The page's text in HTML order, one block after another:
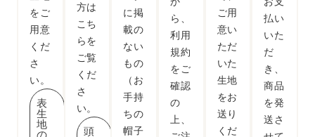
をご
用意
くだ
さ
い。
表
生
地
の
方は
こち
らを
ご覧
くだ
さ
い。
頭
に掲
載の
ない
もの
（お
手持
ちの
帽子
ら、
利用
規約
をご
確認
の
上、
ご用
意い
ただ
いた
生地
をお
送り
くだ
払い
いた
だ
き、
商品
を発
送さ